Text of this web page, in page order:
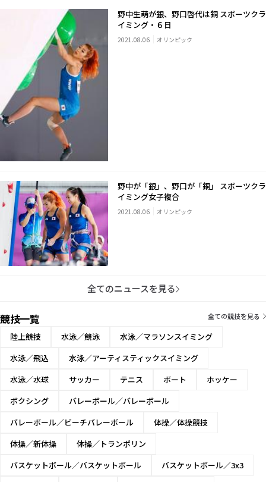
野中生萌が銀、野口啓代は銅 スポーツクラ
イミング・６日
2021.08.06 オリンピック
野中が「銀」、野口が「銅」 スポーツクラ
イミング女子複合
2021.08.06 オリンピック
全てのニュースを見る
競技一覧 全ての競技を見る
陸上競技 水泳／競泳
水泳／マラソンスイミング
水泳／飛込
水泳／アーティスティックスイミング
水泳／水球
サッカー テニス ボート
ホッケー
ボクシング
バレーボール／バレーボール
バレーボール／ビーチバレーボール
体操／体操競技
体操／新体操
体操／トランポリン
バスケットボール／バスケットボール
バスケットボール／3x3